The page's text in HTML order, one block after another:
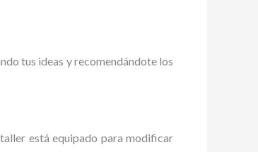
tus ideas y recomendándote los
está equipado para modificar